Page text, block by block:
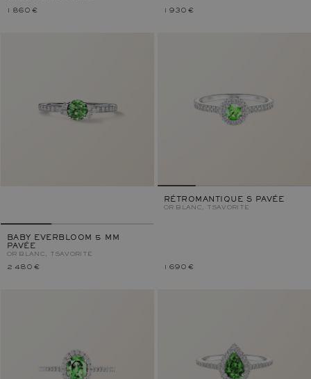
1 860 € 1 930 €
BABY EVERBLOOM 5 MM
PAVÉE
OR BLANC, TSAVORITE
2 480 €
RÉTROMANTIQUE S PAVÉE
OR BLANC, TSAVORITE
1 690 €